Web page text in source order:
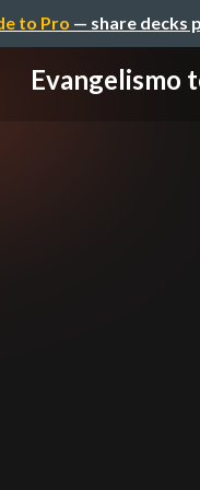
to Pro — share decks
Evangelismo